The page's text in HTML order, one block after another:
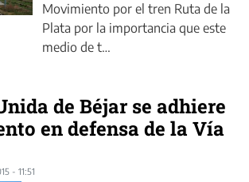
Movimiento por el tren Ruta de la
Plata por la importancia que este
medio de t…
de Béjar se adhiere
en defensa de la Vía
- 11:51